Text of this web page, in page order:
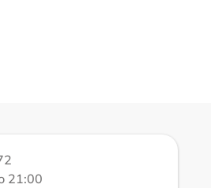
21:00